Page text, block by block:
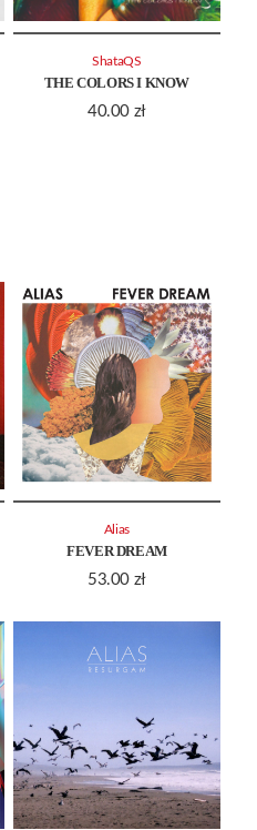
THE COLORS I KNOW
40.00 zł
ShataQS
FEVER DREAM
53.00 zł
Alias